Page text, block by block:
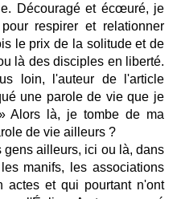
Découragé et écœuré, je
respirer et relationner
le prix de la solitude et de
là des disciples en liberté.
loin, l'auteur de l'article
une parole de vie que je
Alors là, je tombe de ma
de vie ailleurs ?
gens ailleurs, ici ou là, dans
manifs, les associations
et qui pourtant n'ont